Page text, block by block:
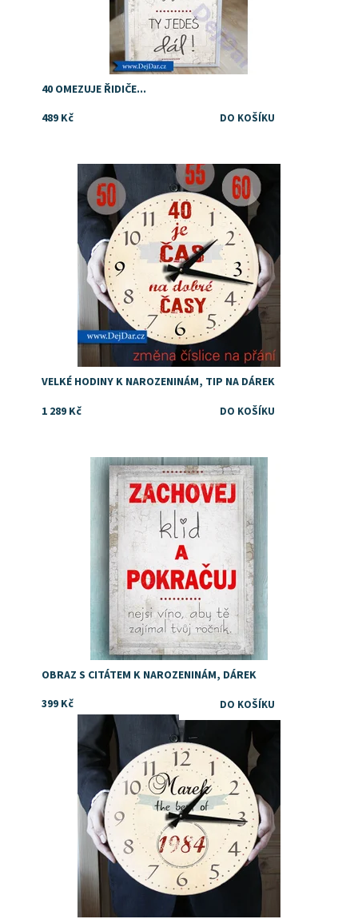
40 OMEZUJE ŘIDIČE...
489 Kč
Dostupnost: Skladem
VELKÉ HODINY K NAROZENINÁM, TIP NA DÁREK
1 289 Kč
Dostupnost: Skladem
OBRAZ S CITÁTEM K NAROZENINÁM, DÁREK
399 Kč
Dostupnost:
Skladem